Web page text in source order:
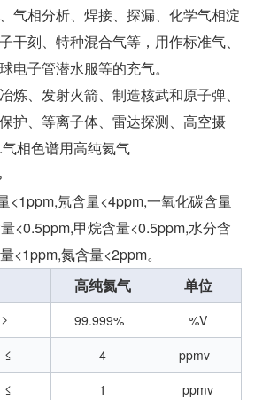
气相分析、焊接、探漏、化学气相淀
干刻、特种混合气等，用作标准气、
电子管潜水服等的充气。
炼、发射火箭、制造核武和原子弹、
护、等离子体、雷达探测、高空摄
相色谱用高纯氦气
<1ppm,氖含量<4ppm,一氧化碳含量
<0.5ppm,甲烷含量<0.5ppm,水分含
<1ppm,氮含量<2ppm。
高纯氦气 单位
≥ 99.999%
%V
≤ 4
ppmv
≤ 1
ppmv